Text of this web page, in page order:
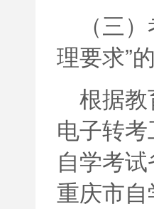
（三
理要求”
根据
电子转
自学考
重庆市